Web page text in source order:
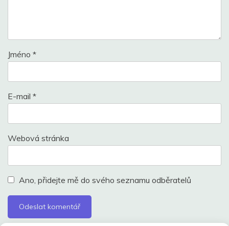
Jméno *
E-mail *
Webová stránka
Ano, přidejte mě do svého seznamu odběratelů